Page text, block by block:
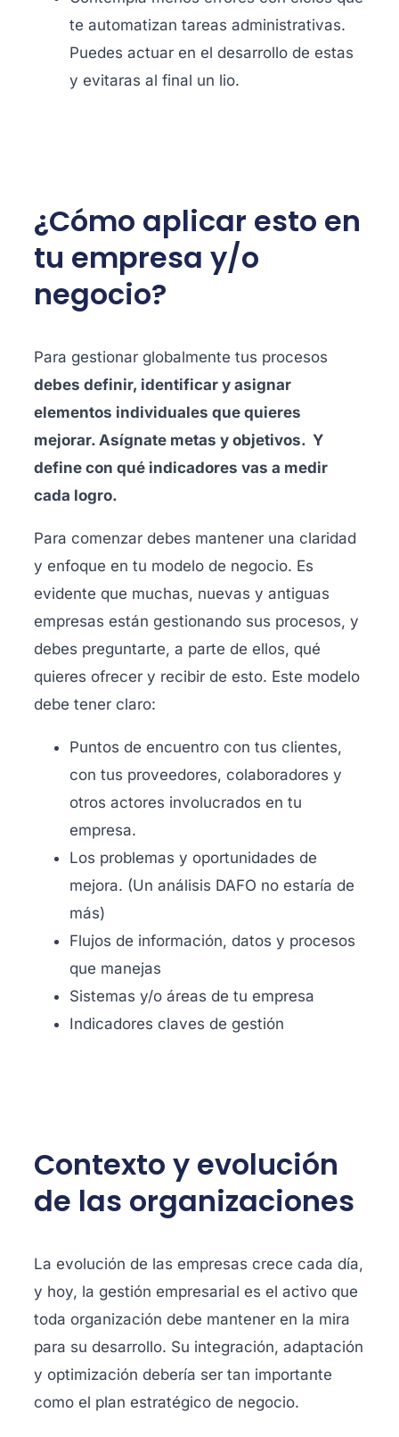
te automatizan tareas administrativas.
Puedes actuar en el desarrollo de estas
y evitaras al final un lio.
¿Cómo aplicar esto en
tu empresa y/o
negocio?
Para gestionar globalmente tus procesos
debes definir, identificar y asignar
elementos individuales que quieres
mejorar. Asígnate metas y objetivos. Y
define con qué indicadores vas a medir
cada logro.
Para comenzar debes mantener una claridad
y enfoque en tu modelo de negocio. Es
evidente que muchas, nuevas y antiguas
empresas están gestionando sus procesos, y
debes preguntarte, a parte de ellos, qué
quieres ofrecer y recibir de esto. Este modelo
debe tener claro:
Puntos de encuentro con tus clientes,
con tus proveedores, colaboradores y
otros actores involucrados en tu
empresa.
Los problemas y oportunidades de
mejora. (Un análisis DAFO no estaría de
más)
Flujos de información, datos y procesos
que manejas
Sistemas y/o áreas de tu empresa
Indicadores claves de gestión
Contexto y evolución
de las organizaciones
La evolución de las empresas crece cada día,
y hoy, la gestión empresarial es el activo que
toda organización debe mantener en la mira
para su desarrollo. Su integración, adaptación
y optimización debería ser tan importante
como el plan estratégico de negocio.